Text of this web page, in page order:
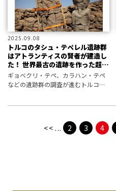
2025.09.08
トルコのタシュ・テペレル遺跡群
はアトランティスの賢者が建造し
た！ 世界最古の遺跡を作った超古
代文明の痕跡
ギョベクリ・テペ、カラハン・テペ
などの遺跡群の調査が進むトルコの
<< ... 2 3 4